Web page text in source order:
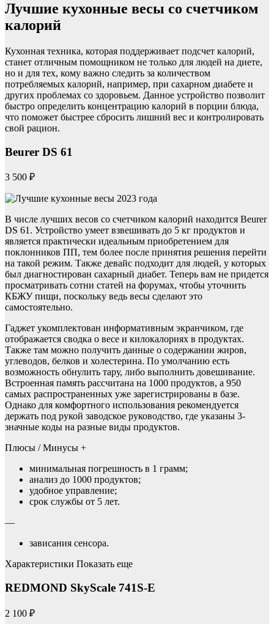
Лучшие кухонные весы со счетчиком
калорий
Кухонная техника, которая поддерживает подсчет калорий,
станет отличным помощником не только для людей на диете,
но и для тех, кому важно следить за количеством
потребляемых калорий, например, при сахарном диабете и
других проблемах со здоровьем. Данное устройство позволит
быстро определить концентрацию калорий в порции блюда,
что поможет быстрее сбросить лишний вес и контролировать
свой рацион.
Beurer DS 61
3 500 ₽
В числе лучших весов со счетчиком калорий находится Beurer
DS 61. Устройство умеет взвешивать до 5 кг продуктов и
является практически идеальным приобретением для
поклонников ПП, тем более после принятия решения перейти
на такой режим. Также девайс подходит для людей, у которых
был диагностирован сахарный диабет. Теперь вам не придется
просматривать сотни статей на форумах, чтобы уточнить
КБЖУ пищи, поскольку ведь весы сделают это
самостоятельно.
Гаджет укомплектован информативным экранчиком, где
отображается сводка о весе и килокалориях в продуктах.
Также там можно получить данные о содержании жиров,
углеводов, белков и холестерина. По умолчанию есть
возможность обнулить тару, либо выполнить довешивание.
Встроенная память рассчитана на 1000 продуктов, а 950
самых распространенных уже зарегистрированы в базе.
Однако для комфортного использования рекомендуется
держать под рукой заводское руководство, где указаны 3-
значные коды на разные виды продуктов.
Плюсы / Минусы +
минимальная погрешность в 1 грамм;
анализ до 1000 продуктов;
удобное управление;
срок службы от 5 лет.
—
зависания сенсора.
Характеристики Показать еще
REDMOND SkyScale 741S-E
2 100 ₽